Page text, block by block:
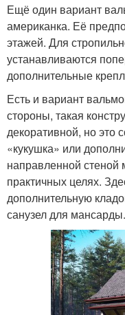
Ещё один вариант
американка. Её
этажей. Для
устанавливаются
дополнительные
Есть и вариант
стороны, такая
декоративной, но это
«кукушка» или
направленной стеной
практичных целях.
дополнительную
санузел для мансарды.